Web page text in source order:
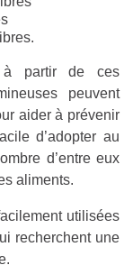
à partir de ces
peuvent
aider à prévenir
d’adopter au
d’entre eux
aliments.
utilisées
recherchent une